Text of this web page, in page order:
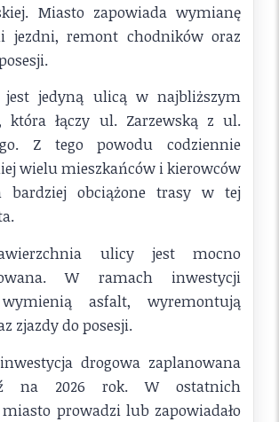
Miasto zapowiada wymianę
jezdni, remont chodników oraz
jest jedyną ulicą w najbliższym
która łączy ul. Zarzewską z ul.
Z tego powodu codziennie
wielu mieszkańców i kierowców
bardziej obciążone trasy w tej
ulicy jest mocno
W ramach inwestycji
asfalt, wyremontują
zjazdy do posesji.
drogowa zaplanowana
na 2026 rok. W ostatnich
prowadzi lub zapowiadało